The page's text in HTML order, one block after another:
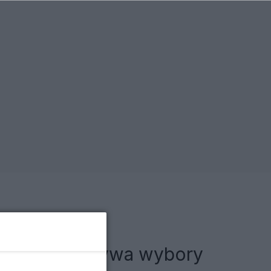
wygrywa wybory